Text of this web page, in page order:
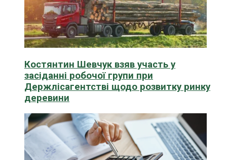
Костянтин Шевчук взяв участь у
засіданні робочої групи при
Держлісагентстві щодо розвитку ринку
деревини